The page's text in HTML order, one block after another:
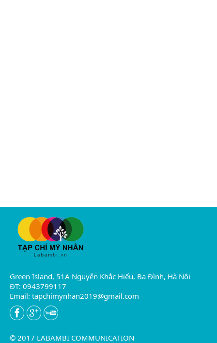
Green Island, 51A Nguyễn Khắc Hiếu, Ba Đình, Hà Nội
ĐT: 0943799117
Email: tapchimynhan2019@gmail.com
© 2017 LABAMBI COMMUNICATION